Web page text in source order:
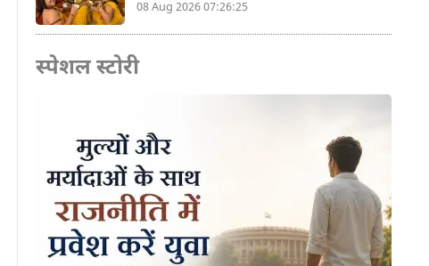
08 Aug 2026 07:26:25
स्पेशल स्टोरी